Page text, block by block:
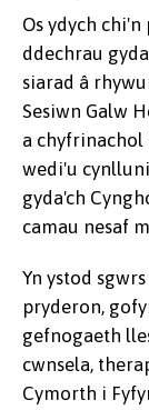
Os ydych
ddechrau
siarad â
Sesiwn Galw
a chyfrinachol
wedi'u
gyda'ch
camau nesaf
Yn ystod
pryderon,
gefnogaeth
cwnsela,
Cymorth i